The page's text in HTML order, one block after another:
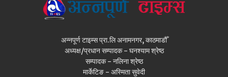
अन्नपूर्ण टाइम्स प्रा.लि अनामनगर, काठमाडौँ
अध्यक्ष/प्रधान सम्पादक - घनश्याम श्रेष्ठ
सम्पादक - नलिना श्रेष्ठ
मार्केटिङ - अस्मिता सुवेदी